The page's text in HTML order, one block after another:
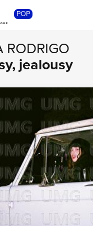
POP
RODRIGO
jealousy